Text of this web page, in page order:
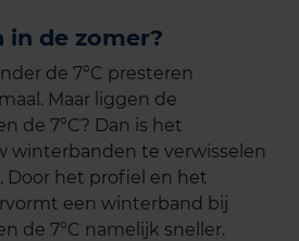
de zomer?
de 7°C presteren
Maar liggen de
de 7°C? Dan is het
winterbanden te verwisselen
. Door het profiel en het
een winterband bij
de 7°C namelijk sneller.